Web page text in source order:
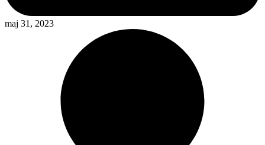
maj 31, 2023